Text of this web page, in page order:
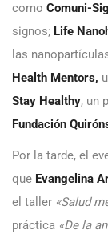
como Comuni-
signos; Life
las
Health Mentors,
Stay Healthy, un
Fundación
Por la tarde, el
que Evangelina
el taller «Salud
práctica «De la